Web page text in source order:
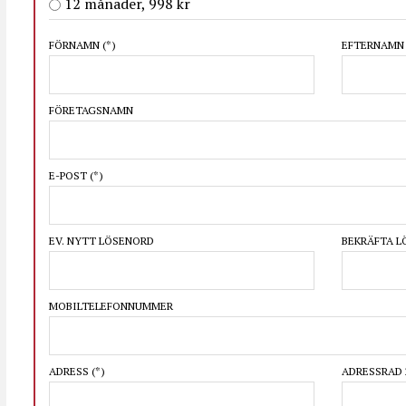
FÖRNAMN (*) EFTERNAMN
FÖRETAGSNAMN
E-POST (*)
EV. NYTT LÖSENORD BEKRÄFTA
MOBILTELEFONNUMMER
ADRESS (*) ADRESSRAD